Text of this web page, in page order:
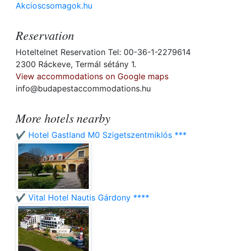
Akcioscsomagok.hu
Reservation
Hoteltelnet Reservation Tel: 00-36-1-2279614
2300 Ráckeve, Termál sétány 1.
View accommodations on Google maps
info@budapestaccommodations.hu
More hotels nearby
✔️ Hotel Gastland M0 Szigetszentmiklós ***
✔️ Vital Hotel Nautis Gárdony ****